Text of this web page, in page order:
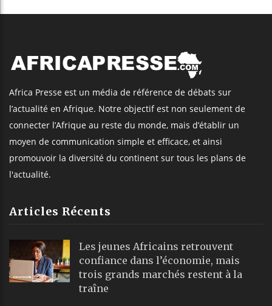
Africa Presse est un média de référence de débats sur
l’actualité en Afrique. Notre objectif est non seulement de
connecter l’Afrique au reste du monde, mais d’établir un
moyen de communication simple et efficace, et ainsi
promouvoir la diversité du continent sur tous les plans de
l'actualité.
Articles Récents
Les jeunes Africains retrouvent
confiance dans l’économie, mais
trois grands marchés restent à la
traîne